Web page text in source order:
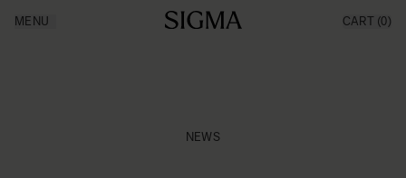
Producten
MENU CART (0)
NEWS